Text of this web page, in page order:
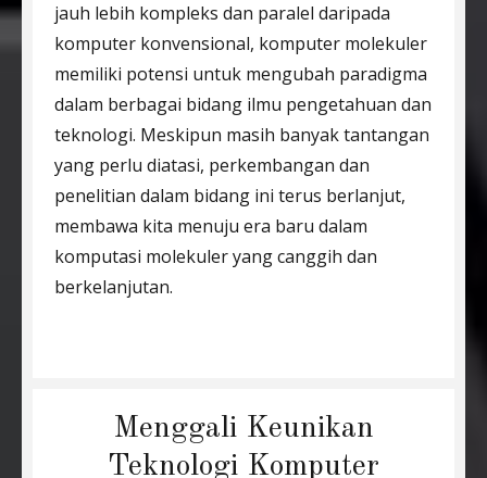
jauh lebih kompleks dan paralel daripada
komputer konvensional, komputer molekuler
memiliki potensi untuk mengubah paradigma
dalam berbagai bidang ilmu pengetahuan dan
teknologi. Meskipun masih banyak tantangan
yang perlu diatasi, perkembangan dan
penelitian dalam bidang ini terus berlanjut,
membawa kita menuju era baru dalam
komputasi molekuler yang canggih dan
berkelanjutan.
Menggali Keunikan
Teknologi Komputer